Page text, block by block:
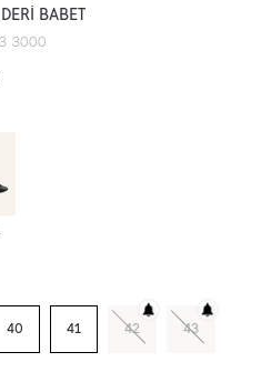
BABET
3000
40 41 42 43